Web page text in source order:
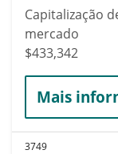
Capitalização
mercado
$433,342
Mais
3749